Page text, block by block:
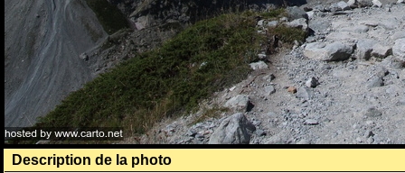
Description de la photo